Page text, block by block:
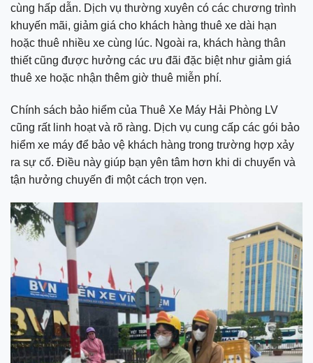
cùng hấp dẫn. Dịch vụ thường xuyên có các chương trình
khuyến mãi, giảm giá cho khách hàng thuê xe dài hạn
hoặc thuê nhiều xe cùng lúc. Ngoài ra, khách hàng thân
thiết cũng được hưởng các ưu đãi đặc biệt như giảm giá
thuê xe hoặc nhận thêm giờ thuê miễn phí.
Chính sách bảo hiểm của Thuê Xe Máy Hải Phòng LV
cũng rất linh hoạt và rõ ràng. Dịch vụ cung cấp các gói bảo
hiểm xe máy để bảo vệ khách hàng trong trường hợp xảy
ra sự cố. Điều này giúp bạn yên tâm hơn khi di chuyển và
tận hưởng chuyến đi một cách trọn vẹn.